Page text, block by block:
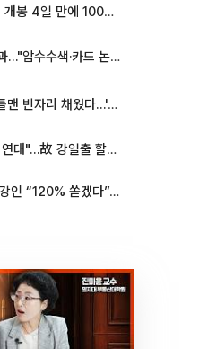
놀란 감독 '오디세이', 개봉 4일 만에 100만 돌파⋯'왕사남' 보다 빠르다
축구협회, 대국민 사과…"압수수색·카드 논란 사죄, 강도 높은 쇄신"
'불명' 문세윤, 故 터틀맨 빈자리 채웠다…'거북이' 눈물의 최종 우승
추미애 "우리 목표는 연대"…故 강일출 할머니 흉상 제막
AT마드리드 ‘7번’ 이강인 “120% 쏟겠다”⋯시메오네 감독 “필요한 선수”